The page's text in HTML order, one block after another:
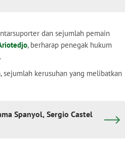
dan sejumlah pemain
, berharap penegak hukum
sejumlah kerusuhan yang melibatkan
Spanyol, Sergio Castel